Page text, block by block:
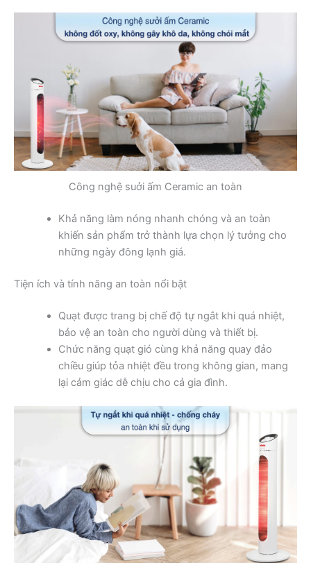
Công nghệ suởi ấm Ceramic an toàn
Khả năng làm nóng nhanh chóng và an toàn
khiến sản phẩm trở thành lựa chọn lý tưởng cho
những ngày đông lạnh giá.
Tiện ích và tính năng an toàn nổi bật
Quạt được trang bị chế độ tự ngắt khi quá nhiệt,
bảo vệ an toàn cho người dùng và thiết bị.
Chức năng quạt gió cùng khả năng quay đảo
chiều giúp tỏa nhiệt đều trong không gian, mang
lại cảm giác dễ chịu cho cả gia đình.